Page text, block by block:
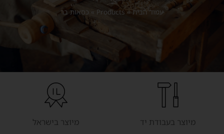
עמוד הבית»
Products
» כסאות בר
מיוצר בעבודת יד מיוצר בישראל